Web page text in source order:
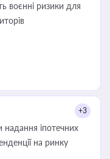
воєнні ризики для
+3
іпотечних
на ринку